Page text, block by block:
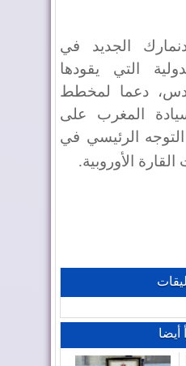
الجديد في
التي يقودها
دعما لمخطط
المغرب على
الرئيسي في
الأوروبية.
أيضا